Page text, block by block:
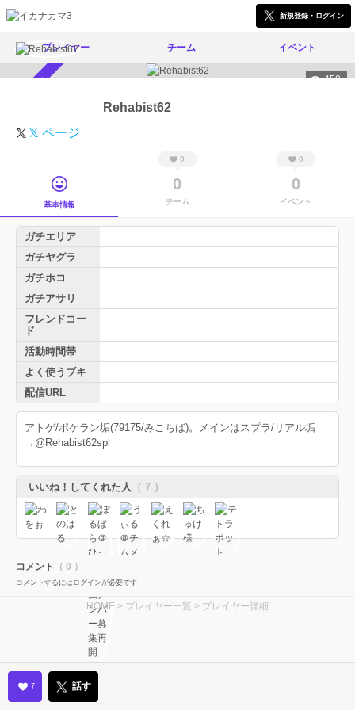
新規登録・ログイン
プレイヤー チーム イベント
450
Rehabist62
𝕏 ページ
基本情報
0
0
チーム
0
0
イベント
ガチエリア
ガチヤグラ
ガチホコ
ガチアサリ
フレンドコー
ド
活動時間帯
よく使うブキ
配信URL
アトゲ/ポケラン垢(79175/みこちば)。メインはスプラ/リアル垢
→@Rehabist62spl
いいね！してくれた人 （ 7 ）
コメント （ 0 ）
コメントするにはログインが必要です
HOME > プレイヤー一覧 > プレイヤー詳細
7 話す